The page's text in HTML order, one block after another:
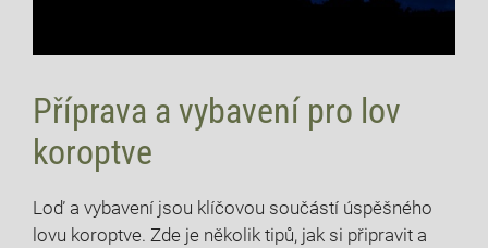
Příprava ​a vybavení pro lov​
koroptve
Loď⁤ a vybavení⁢ jsou klíčovou součástí ‌úspěšného
lovu koroptve. Zde je několik tipů, jak si připravit a